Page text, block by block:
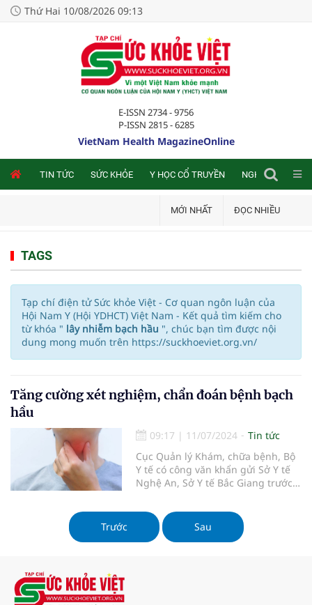
Thứ Hai 10/08/2026 09:13
E-ISSN 2734 - 9756
P-ISSN 2815 - 6285
VietNam Health MagazineOnline
TIN TỨC SỨC KHỎE Y HỌC CỔ TRUYỀN NGHIÊN CỨU
MỚI NHẤT ĐỌC NHIỀU
TAGS
Tạp chí điện tử Sức khỏe Việt - Cơ quan ngôn luận của
Hội Nam Y (Hội YDHCT) Việt Nam - Kết quả tìm kiếm cho
từ khóa " lây nhiễm bạch hầu ", chúc bạn tìm được nội
dung mong muốn trên https://suckhoeviet.org.vn/
Tăng cường xét nghiệm, chẩn đoán bệnh bạch
hầu
09:17 | 11/07/2024
Tin tức
Cục Quản lý Khám, chữa bệnh, Bộ
Y tế có công văn khẩn gửi Sở Y tế
Nghệ An, Sở Y tế Bắc Giang trước
phức tạp tại 2 tỉnh này.
Trước
Sau